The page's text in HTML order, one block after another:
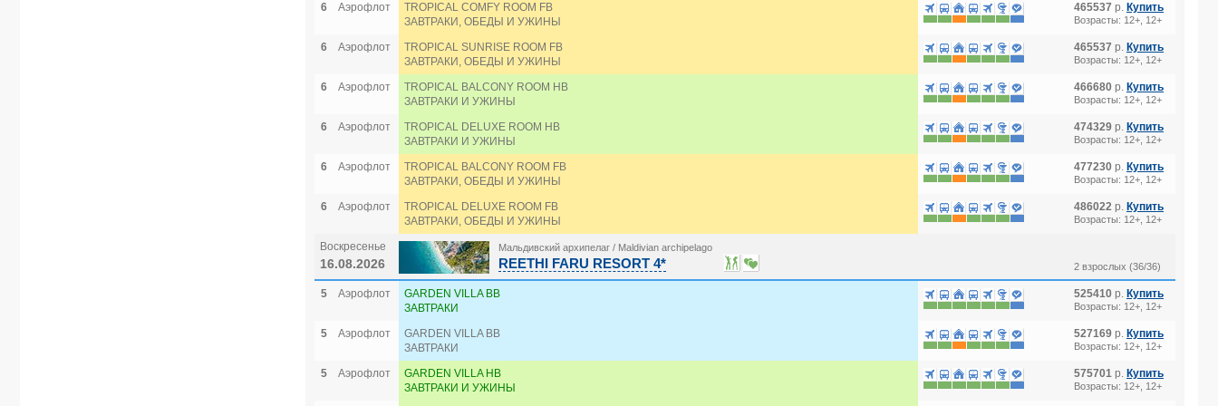
6 Аэрофлот
TROPICAL COMFY ROOM FB
ЗАВТРАКИ, ОБЕДЫ И УЖИНЫ
465537 р. Купить
Возрасты: 12+, 12+
6 Аэрофлот
TROPICAL SUNRISE ROOM FB
ЗАВТРАКИ, ОБЕДЫ И УЖИНЫ
465537 р. Купить
Возрасты: 12+, 12+
6 Аэрофлот
TROPICAL BALCONY ROOM HB
ЗАВТРАКИ И УЖИНЫ
466680 р. Купить
Возрасты: 12+, 12+
6 Аэрофлот
TROPICAL DELUXE ROOM HB
ЗАВТРАКИ И УЖИНЫ
474329 р. Купить
Возрасты: 12+, 12+
6 Аэрофлот
TROPICAL BALCONY ROOM FB
ЗАВТРАКИ, ОБЕДЫ И УЖИНЫ
477230 р. Купить
Возрасты: 12+, 12+
6 Аэрофлот
TROPICAL DELUXE ROOM FB
ЗАВТРАКИ, ОБЕДЫ И УЖИНЫ
486022 р. Купить
Возрасты: 12+, 12+
Воскресенье
16.08.2026
Мальдивский архипелаг / Maldivian archipelago
REETHI FARU RESORT 4* 2 взрослых (36/36)
5 Аэрофлот
GARDEN VILLA BB
ЗАВТРАКИ
525410 р. Купить
Возрасты: 12+, 12+
5 Аэрофлот
GARDEN VILLA BB
ЗАВТРАКИ
527169 р. Купить
Возрасты: 12+, 12+
5 Аэрофлот
GARDEN VILLA HB
ЗАВТРАКИ И УЖИНЫ
575701 р. Купить
Возрасты: 12+, 12+